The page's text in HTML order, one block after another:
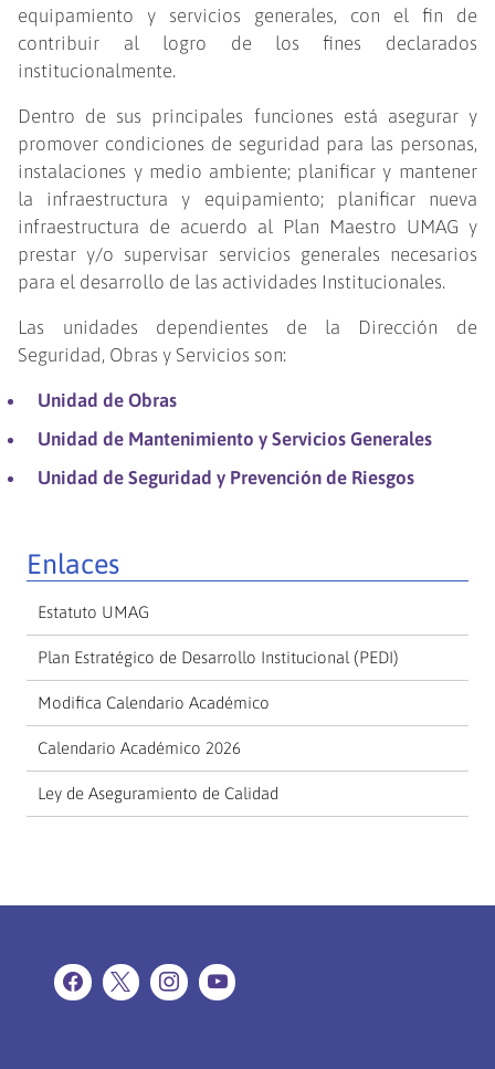
equipamiento y servicios generales, con el fin de
contribuir al logro de los fines declarados
institucionalmente.
Dentro de sus principales funciones está asegurar y
promover condiciones de seguridad para las personas,
instalaciones y medio ambiente; planificar y mantener
la infraestructura y equipamiento; planificar nueva
infraestructura de acuerdo al Plan Maestro UMAG y
prestar y/o supervisar servicios generales necesarios
para el desarrollo de las actividades Institucionales.
Las unidades dependientes de la Dirección de
Seguridad, Obras y Servicios son:
Unidad de Obras
Unidad de Mantenimiento y Servicios Generales
Unidad de Seguridad y Prevención de Riesgos
Enlaces
Estatuto UMAG
Plan Estratégico de Desarrollo Institucional (PEDI)
Modifica Calendario Académico
Calendario Académico 2026
Ley de Aseguramiento de Calidad